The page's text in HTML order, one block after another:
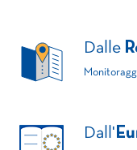
Dalle
Dall'